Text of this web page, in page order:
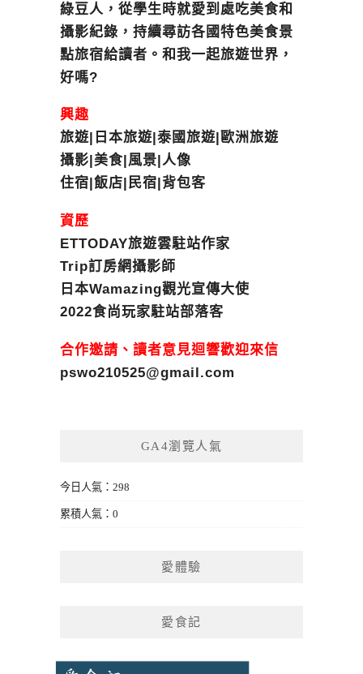
綠豆人，從學生時就愛到處吃美食和
攝影紀錄，持續尋訪各國特色美食景
點旅宿給讀者。和我一起旅遊世界，
好嗎?
興趣
旅遊|日本旅遊|泰國旅遊|歐洲旅遊
攝影|美食|風景|人像
住宿|飯店|民宿|背包客
資歷
ETTODAY旅遊雲駐站作家
Trip訂房網攝影師
日本Wamazing觀光宣傳大使
2022食尚玩家駐站部落客
合作邀請、讀者意見迴響歡迎來信
pswo210525@gmail.com
GA4瀏覽人氣
今日人氣：298
累積人氣：0
愛體驗
愛食記